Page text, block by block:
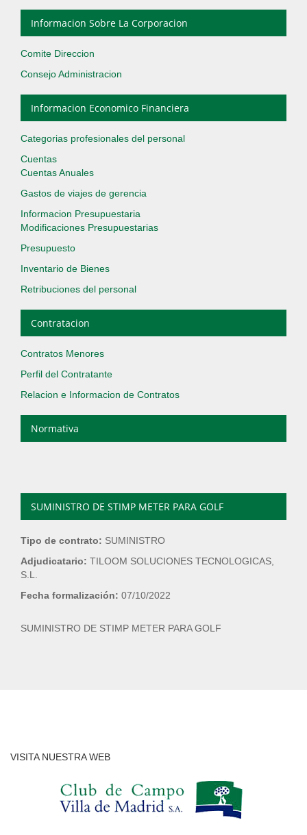
Informacion Sobre La Corporacion
Comite Direccion
Consejo Administracion
Informacion Economico Financiera
Categorias profesionales del personal
Cuentas
Cuentas Anuales
Gastos de viajes de gerencia
Informacion Presupuestaria
Modificaciones Presupuestarias
Presupuesto
Inventario de Bienes
Retribuciones del personal
Contratacion
Contratos Menores
Perfil del Contratante
Relacion e Informacion de Contratos
Normativa
SUMINISTRO DE STIMP METER PARA GOLF
Tipo de contrato: SUMINISTRO
Adjudicatario: TILOOM SOLUCIONES TECNOLOGICAS,
S.L.
Fecha formalización: 07/10/2022
SUMINISTRO DE STIMP METER PARA GOLF
VISITA NUESTRA WEB